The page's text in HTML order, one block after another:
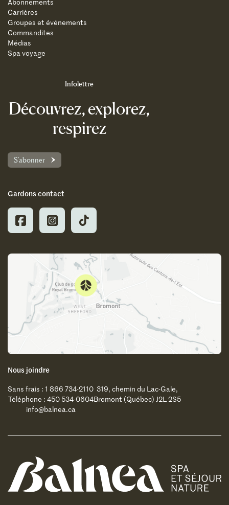
Infolettre
Découvrez, explorez,
respirez
S'abonner
Gardons contact
Carrières
Groupes et événements
Commandites
Médias
Spa voyage
Nous joindre
Sans frais : 1 866 734-2110
Téléphone : 450 534-0604
info@balnea.ca
319, chemin du Lac-Gale,
Bromont (Québec) J2L 2S5